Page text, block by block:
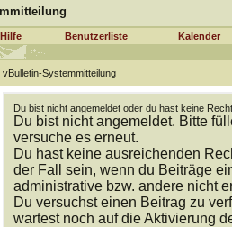
Hilfe Benutzerliste Kalender
vBulletin-Systemmitteilung
Du bist nicht angemeldet oder du hast keine
Du bist nicht angemeldet. Bitte
versuche es erneut.
Du hast keine ausreichenden
der Fall sein, wenn du Beiträge
administrative bzw. andere nicht
Du versuchst einen Beitrag zu
wartest noch auf die Aktivierung